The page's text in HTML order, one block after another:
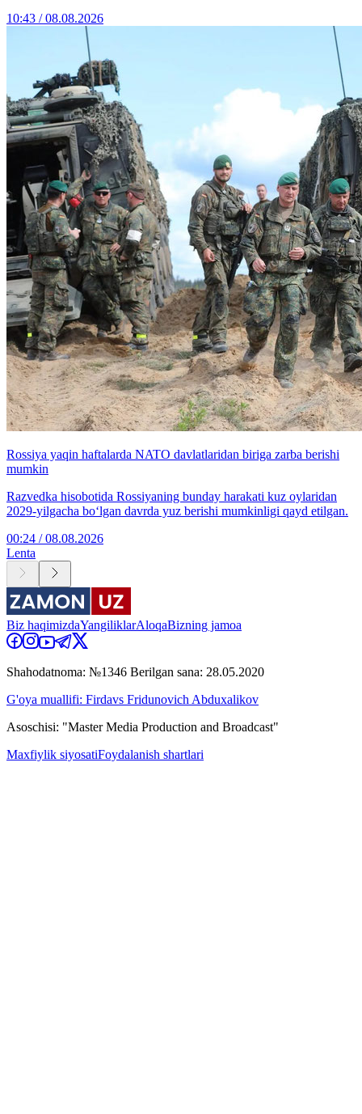
10:43 / 08.08.2026
Rossiya yaqin haftalarda NATO davlatlaridan biriga zarba berishi
mumkin
Razvedka hisobotida Rossiyaning bunday harakati kuz oylaridan
2029-yilgacha bo‘lgan davrda yuz berishi mumkinligi qayd etilgan.
00:24 / 08.08.2026
Lenta
Biz haqimizdaYangiliklarAloqaBizning jamoa
Shahodatnoma: №1346 Berilgan sana: 28.05.2020
G'oya muallifi: Firdavs Fridunovich Abduxalikov
Asoschisi: "Master Media Production and Broadcast"
Maxfiylik siyosatiFoydalanish shartlari